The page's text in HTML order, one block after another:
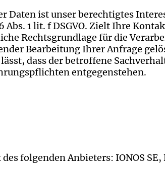
Daten ist unser berechtigtes
1 lit. f DSGVO. Zielt Ihre
Rechtsgrundlage für die
Bearbeitung Ihrer Anfrage
dass der betroffene
entgegenstehen.
folgenden Anbieters: IONOS